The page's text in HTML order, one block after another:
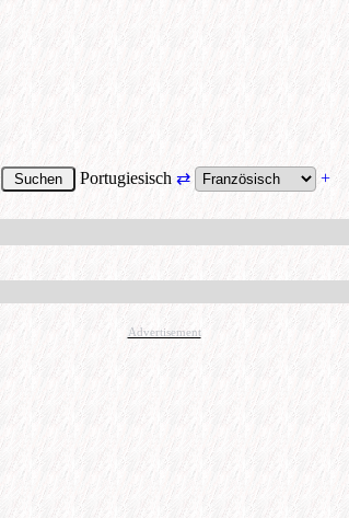
Portugiesisch ⇄ +
Advertisement